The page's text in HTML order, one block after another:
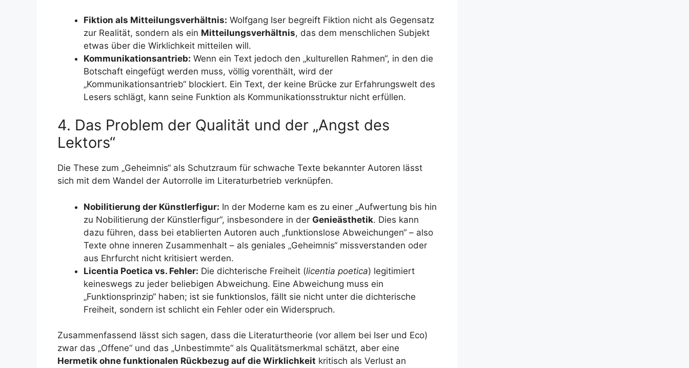
Fiktion als Mitteilungsverhältnis: Wolfgang Iser begreift Fiktion nicht als Gegensatz
zur Realität, sondern als ein Mitteilungsverhältnis, das dem menschlichen Subjekt
etwas über die Wirklichkeit mitteilen will.
Kommunikationsantrieb: Wenn ein Text jedoch den „kulturellen Rahmen“, in den die
Botschaft eingefügt werden muss, völlig vorenthält, wird der
„Kommunikationsantrieb“ blockiert. Ein Text, der keine Brücke zur Erfahrungswelt des
Lesers schlägt, kann seine Funktion als Kommunikationsstruktur nicht erfüllen.
4. Das Problem der Qualität und der „Angst des
Lektors“
Die These zum „Geheimnis“ als Schutzraum für schwache Texte bekannter Autoren lässt
sich mit dem Wandel der Autorrolle im Literaturbetrieb verknüpfen.
Nobilitierung der Künstlerfigur: In der Moderne kam es zu einer „Aufwertung bis hin
zu Nobilitierung der Künstlerfigur“, insbesondere in der Genieästhetik. Dies kann
dazu führen, dass bei etablierten Autoren auch „funktionslose Abweichungen“ – also
Texte ohne inneren Zusammenhalt – als geniales „Geheimnis“ missverstanden oder
aus Ehrfurcht nicht kritisiert werden.
Licentia Poetica vs. Fehler: Die dichterische Freiheit (licentia poetica) legitimiert
keineswegs zu jeder beliebigen Abweichung. Eine Abweichung muss ein
„Funktionsprinzip“ haben; ist sie funktionslos, fällt sie nicht unter die dichterische
Freiheit, sondern ist schlicht ein Fehler oder ein Widerspruch.
Zusammenfassend lässt sich sagen, dass die Literaturtheorie (vor allem bei Iser und Eco)
zwar das „Offene“ und das „Unbestimmte“ als Qualitätsmerkmal schätzt, aber eine
Hermetik ohne funktionalen Rückbezug auf die Wirklichkeit kritisch als Verlust an